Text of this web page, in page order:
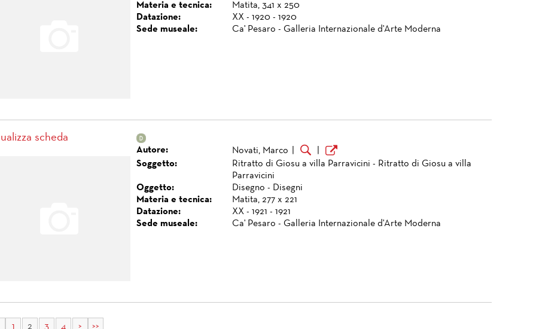
Materia e tecnica:
Matita, 341 x 250
Datazione:
XX - 1920 - 1920
Sede museale:
Ca' Pesaro - Galleria Internazionale d'Arte Moderna
scheda
Autore: Novati, Marco
Soggetto:
Ritratto di Giosu a villa Parravicini - Ritratto di Giosu a villa
Parravicini
Oggetto:
Disegno - Disegni
Materia e tecnica:
Matita, 277 x 221
Datazione:
XX - 1921 - 1921
Sede museale:
Ca' Pesaro - Galleria Internazionale d'Arte Moderna
1 2 3 4 > >>